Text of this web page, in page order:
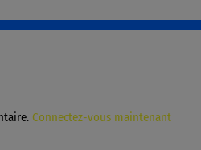
Connectez-vous maintenant